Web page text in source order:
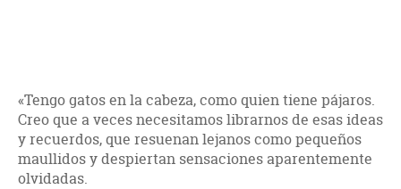
«Tengo gatos en la cabeza, como quien tiene pájaros.
Creo que a veces necesitamos librarnos de esas ideas
y recuerdos, que resuenan lejanos como pequeños
maullidos y despiertan sensaciones aparentemente
olvidadas.